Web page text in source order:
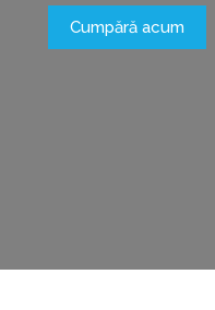
Cumpără acum